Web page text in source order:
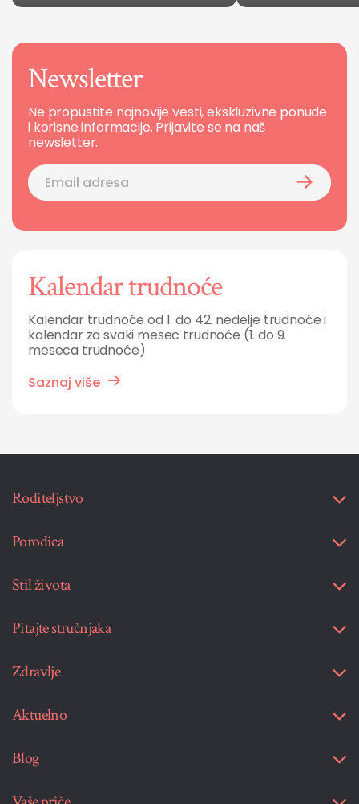
Newsletter
Ne propustite najnovije vesti, ekskluzivne ponude
i korisne informacije. Prijavite se na naš
newsletter.
Kalendar trudnoće
Kalendar trudnoće od 1. do 42. nedelje trudnoće i
kalendar za svaki mesec trudnoće (1. do 9.
meseca trudnoće)
Saznaj više
Roditeljstvo
Porodica
Stil života
Pitajte stručnjaka
Zdravlje
Aktuelno
Blog